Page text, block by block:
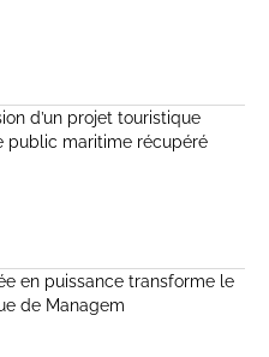
d’un projet touristique
public maritime récupéré
en puissance transforme le
de Managem